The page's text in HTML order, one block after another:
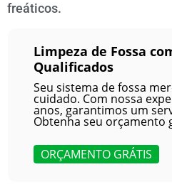
freáticos.
Limpeza de Fossa
Qualificados
Seu sistema de fossa
cuidado. Com nossa
anos, garantimos um
Obtenha seu orçamento
ORÇAMENTO GRÁTIS